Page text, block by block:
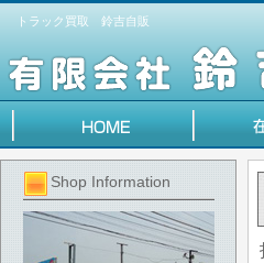
トラック買取 鈴吉自販
Shop Information